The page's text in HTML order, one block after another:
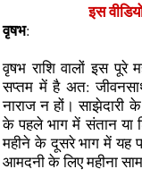
इस
वृषभ:
वृषभ राशि वालों इस पूरे
सप्तम में है अत:
नाराज न हों। साझेदारी
के पहले भाग में संतान या
महीने के दूसरे भाग में यह
आमदनी के लिए महीना